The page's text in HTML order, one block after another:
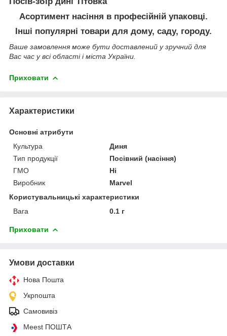
Асортимент насіння в професійній упаковці.
Інші популярні товари для дому, саду, городу.
Ваше замовлення може бути доставлений у зручний для
Вас час у всі області і міста України.
Приховати
Характеристики
Основні атрибути
Культура
Диня
Тип продукції
Посівний (насіння)
ГМО
Ні
Виробник
Marvel
Користувальницькі характеристики
Вага
0.1 г
Приховати
Умови доставки
Нова Пошта
Укрпошта
Самовивіз
Meest ПОШТА